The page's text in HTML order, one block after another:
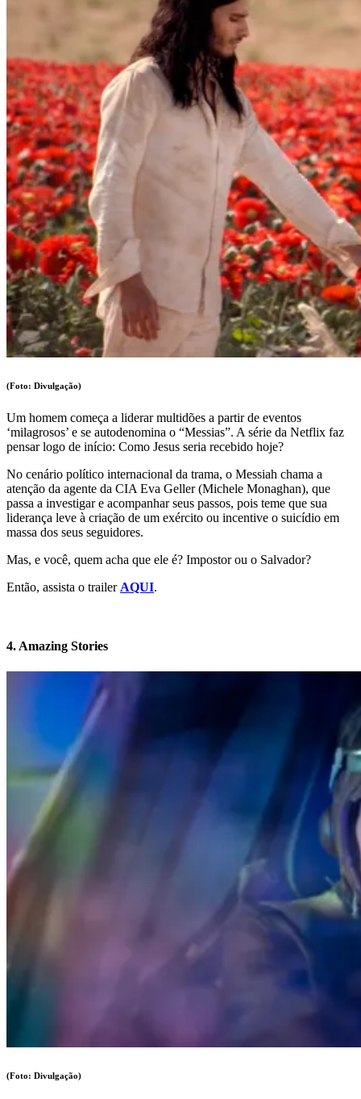
(Foto: Divulgação)
Um homem começa a liderar multidões a partir de eventos
‘milagrosos’ e se autodenomina o “Messias”. A série da Netflix faz
pensar logo de início: Como Jesus seria recebido hoje?
No cenário político internacional da trama, o Messiah chama a
atenção da agente da CIA Eva Geller (Michele Monaghan), que
passa a investigar e acompanhar seus passos, pois teme que sua
liderança leve à criação de um exército ou incentive o suicídio em
massa dos seus seguidores.
Mas, e você, quem acha que ele é? Impostor ou o Salvador?
Então, assista o trailer AQUI.
4. Amazing Stories
(Foto: Divulgação)